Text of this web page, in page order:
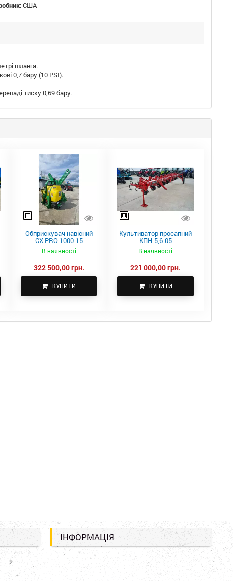
:США
шланга.
0,7 бару (10 PSI).
тиску 0,69 бару.
Обприскувач навісний
CX PRO 1000-15
В наявності
322 500,00 грн.
КУПИТИ
Культиватор просапний
КПН-5,6-05
В наявності
221 000,00 грн.
КУПИТИ
ІНФОРМАЦІЯ